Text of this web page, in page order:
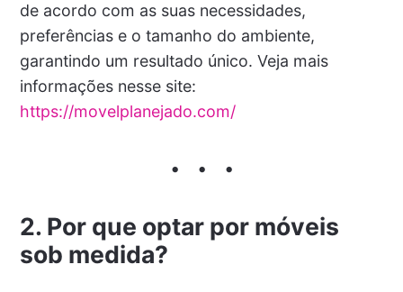
de acordo com as suas necessidades,
preferências e o tamanho do ambiente,
garantindo um resultado único. Veja mais
informações nesse site:
https://movelplanejado.com/
2. Por que optar por móveis
sob medida?